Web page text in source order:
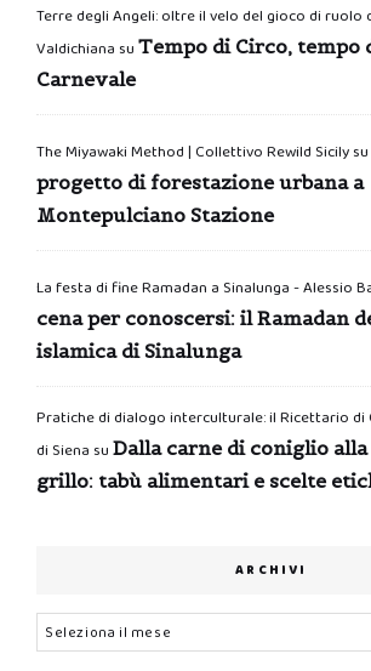
Terre degli Angeli: oltre il velo del gioco di ruolo
Valdichiana su Tempo di Circo, tempo
Carnevale
The Miyawaki Method | Collettivo Rewild Sicilysu
progetto di forestazione urbana a
Montepulciano Stazione
La festa di fine Ramadan a Sinalunga - Alessio
cena per conoscersi: il Ramadan
islamica di Sinalunga
Pratiche di dialogo interculturale: il Ricettario di
di Siena su Dalla carne di coniglio
grillo: tabù alimentari e scelte
ARCHIVI
Archivi